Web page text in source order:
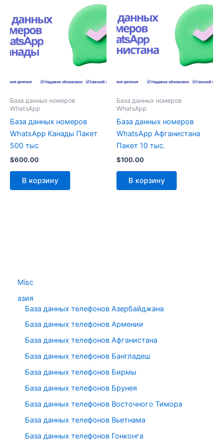
Misc
азия
База данных телефонов Азербайджана
База данных телефонов Армении
База данных телефонов Афганистана
База данных телефонов Бангладеш
База данных телефонов Бирмы
База данных телефонов Брунея
База данных телефонов Восточного Тимора
База данных телефонов Вьетнама
База данных телефонов Гонконга
База данных номеров
WhatsApp
База данных номеров
WhatsApp Канады Пакет
500 тыс
$600.00
В корзину
База данных номеров
WhatsApp
База данных номеров
WhatsApp Афганистана
Пакет 10 тыс.
$100.00
В корзину